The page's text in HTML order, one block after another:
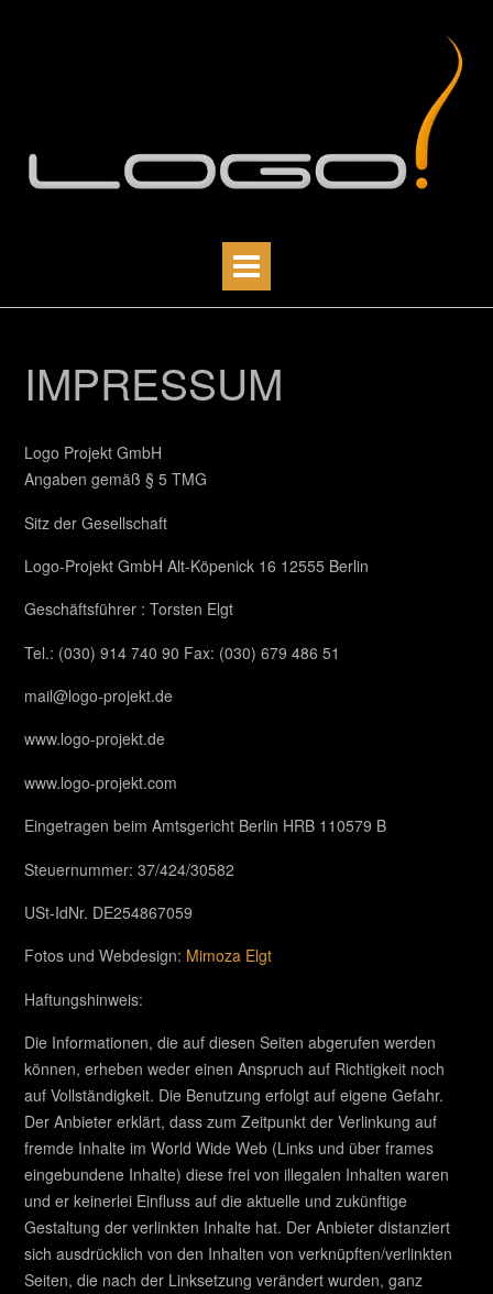
IMPRESSUM
Logo Projekt GmbH
Angaben gemäß § 5 TMG
Sitz der Gesellschaft
Logo-Projekt GmbH Alt-Köpenick 16 12555 Berlin
Geschäftsführer : Torsten Elgt
Tel.: (030) 914 740 90 Fax: (030) 679 486 51
mail@logo-projekt.de
www.logo-projekt.de
www.logo-projekt.com
Eingetragen beim Amtsgericht Berlin HRB 110579 B
Steuernummer: 37/424/30582
USt-IdNr. DE254867059
Fotos und Webdesign: Mimoza Elgt
Haftungshinweis:
Die Informationen, die auf diesen Seiten abgerufen werden
können, erheben weder einen Anspruch auf Richtigkeit noch
auf Vollständigkeit. Die Benutzung erfolgt auf eigene Gefahr.
Der Anbieter erklärt, dass zum Zeitpunkt der Verlinkung auf
fremde Inhalte im World Wide Web (Links und über frames
eingebundene Inhalte) diese frei von illegalen Inhalten waren
und er keinerlei Einfluss auf die aktuelle und zukünftige
Gestaltung der verlinkten Inhalte hat. Der Anbieter distanziert
sich ausdrücklich von den Inhalten von verknüpften/verlinkten
Seiten, die nach der Linksetzung verändert wurden, ganz